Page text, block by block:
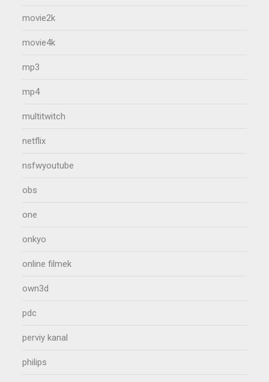
movie2k
movie4k
mp3
mp4
multitwitch
netflix
nsfwyoutube
obs
one
onkyo
online filmek
own3d
pdc
perviy kanal
philips